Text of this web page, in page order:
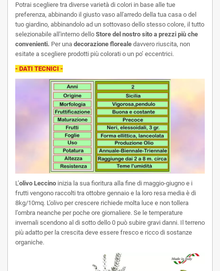
Potrai scegliere tra diverse varietà di colori in base alle tue
preferenza, abbinando il giusto vaso all'arredo della tua casa o del
tuo giardino, abbinandolo ad un sottovaso dello stesso colore, il tutto
selezionabile all'interno dello Store del nostro sito a prezzi più che
convenienti. Per una decorazione floreale davvero riuscita, non
esitate a scegliere prodotti più colorati o un po’ eccentrici.
- DATI TECNICI -
L’olivo Leccino inizia la sua fioritura alla fine di maggio-giugno e i
frutti vengono raccolti tra ottobre gennaio e la loro resa media è di
8kg/10mq. L’olivo per crescere richiede molta luce e non tollera
l’ombra neanche per poche ore giornaliere. Se le temperature
invernali scendono al di sotto dello 0 può subire gravi danni. Il terreno
più adatto per la crescita deve essere fresco e ricco di sostanze
organiche.